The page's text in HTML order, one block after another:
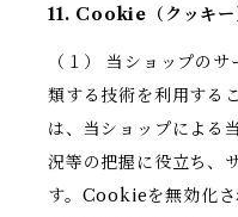
11. Cookie（クッキー
（１） 当ショップの
類する技術を利用する
は、当ショップによる
況等の把握に役立ち、
す。Cookieを無効化さ